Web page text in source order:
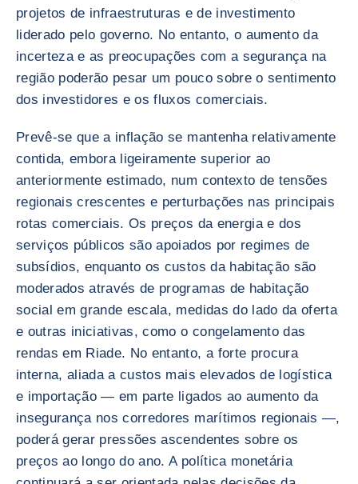
projetos de infraestruturas e de investimento
liderado pelo governo. No entanto, o aumento da
incerteza e as preocupações com a segurança na
região poderão pesar um pouco sobre o sentimento
dos investidores e os fluxos comerciais.
Prevê-se que a inflação se mantenha relativamente
contida, embora ligeiramente superior ao
anteriormente estimado, num contexto de tensões
regionais crescentes e perturbações nas principais
rotas comerciais. Os preços da energia e dos
serviços públicos são apoiados por regimes de
subsídios, enquanto os custos da habitação são
moderados através de programas de habitação
social em grande escala, medidas do lado da oferta
e outras iniciativas, como o congelamento das
rendas em Riade. No entanto, a forte procura
interna, aliada a custos mais elevados de logística
e importação — em parte ligados ao aumento da
insegurança nos corredores marítimos regionais —,
poderá gerar pressões ascendentes sobre os
preços ao longo do ano. A política monetária